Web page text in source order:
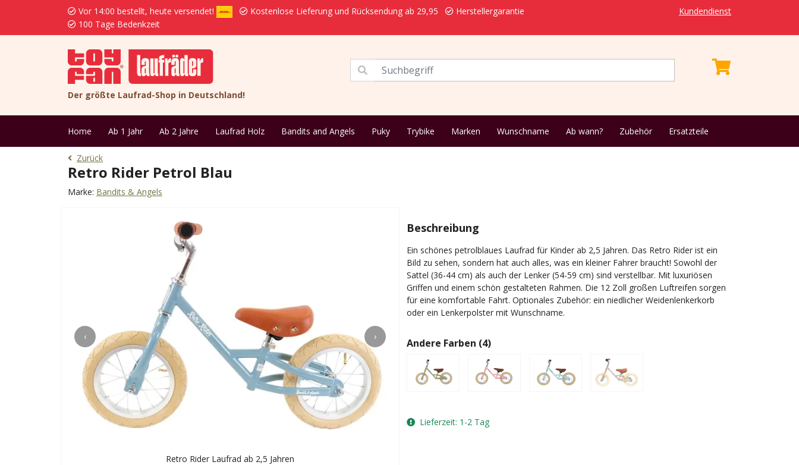
Vor 14:00 bestellt, heute versendet! Kostenlose Lieferung und Rücksendung ab 29,95
Herstellergarantie
100 Tage Bedenkzeit
Kundendienst
Der größte Laufrad-Shop in Deutschland!
Home Ab 1 Jahr Ab 2 Jahre Laufrad Holz Bandits and Angels Puky Trybike Marken Wunschname Ab wann? Zubehör Ersatzteile
Zurück
Retro Rider Petrol Blau
Marke: Bandits & Angels
‹ ›
Retro Rider Laufrad ab 2,5 Jahren
Beschreibung
Ein schönes petrolblaues Laufrad für Kinder ab 2,5 Jahren. Das Retro Rider ist ein
Bild zu sehen, sondern hat auch alles, was ein kleiner Fahrer braucht! Sowohl der
Sattel (36-44 cm) als auch der Lenker (54-59 cm) sind verstellbar. Mit luxuriösen
Griffen und einem schön gestalteten Rahmen. Die 12 Zoll großen Luftreifen sorgen
für eine komfortable Fahrt. Optionales Zubehör: ein niedlicher Weidenlenkerkorb
oder ein Lenkerpolster mit Wunschname.
Andere Farben (4)
Lieferzeit: 1-2 Tag